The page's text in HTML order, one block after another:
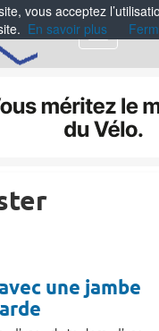
Menu
une jambe
vous acceptez
En savoir plus